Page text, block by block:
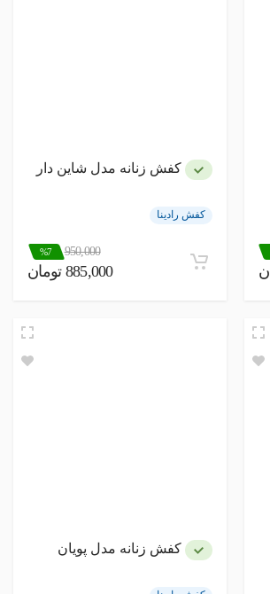
کفش زنانه مدل شاین دار
کفش رادینا
950,000
%7
885,000 تومان
کفش زنانه مدل پویان